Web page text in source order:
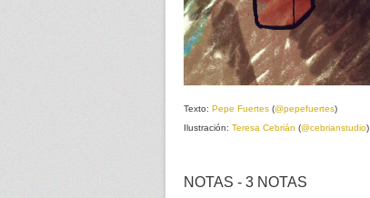
Texto: Pepe Fuertes (@pepefuertes)
Ilustración: Teresa Cebrián (@cebrianstudio)
NOTAS - 3 NOTAS